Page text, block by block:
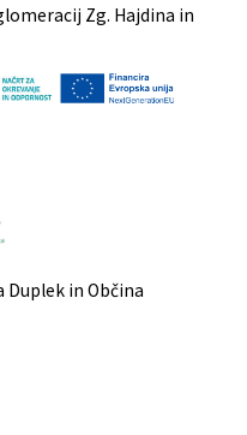
Zg. Hajdina in
Duplek in Občina